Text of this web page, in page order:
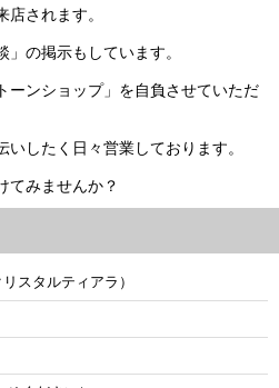
されます。
の掲示もしています。
ーンショップ」を自負させていただ
したく日々営業しております。
てみませんか？
スタルティアラ）